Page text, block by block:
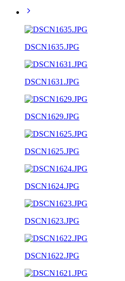
DSCN1635.JPG
DSCN1631.JPG
DSCN1629.JPG
DSCN1625.JPG
DSCN1624.JPG
DSCN1623.JPG
DSCN1622.JPG